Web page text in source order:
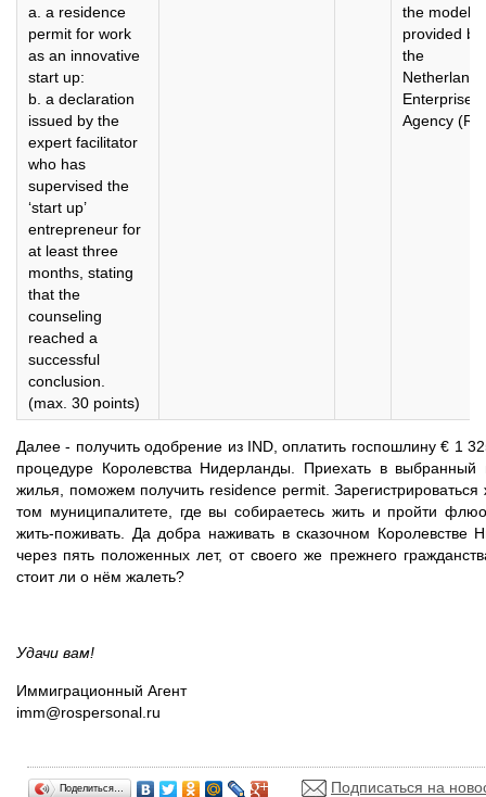
a. a residence
permit for work
as an innovative
start up:
b. a declaration
issued by the
expert facilitator
who has
supervised the
‘start up’
entrepreneur for
at least three
months, stating
that the
counseling
reached a
successful
conclusion.
(max. 30 points)
the model
provided by
the
Netherlands
Enterprise
Agency
Далее - получить одобрение из IND, оплатить госпошлину € 1
процедуре Королевства Нидерланды. Приехать в
жилья, поможем получить residence permit.
том муниципалитете, где вы собираетесь жить и пройти
жить-поживать. Да добра наживать в сказочном
через пять положенных лет, от своего же прежнего
стоит ли о нём жалеть?
Удачи вам!
Иммиграционный Агент
imm@rospersonal.ru
Поделиться… Подписаться на